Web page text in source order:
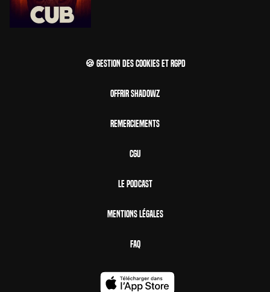
🍪 Gestion des cookies et RGPD
Offrir Shadowz
Remerciements
CGU
Le Podcast
Mentions Légales
FAQ